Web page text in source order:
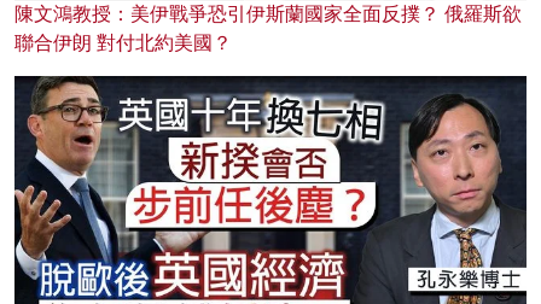
陳文鴻教授：美伊戰爭恐引伊斯蘭國家全面反撲？ 俄羅斯欲
聯合伊朗 對付北約美國？